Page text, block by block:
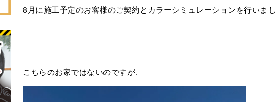
8月に施工予定のお客様のご契約とカラーシミュレーションを行いま
こちらのお家ではないのですが、